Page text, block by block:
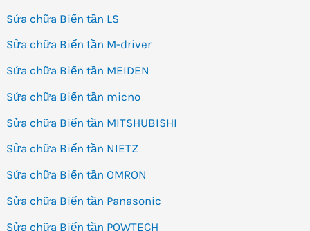
Sửa chữa Biến tần LS
Sửa chữa Biến tần M-driver
Sửa chữa Biến tần MEIDEN
Sửa chữa Biến tần micno
Sửa chữa Biến tần MITSHUBISHI
Sửa chữa Biến tần NIETZ
Sửa chữa Biến tần OMRON
Sửa chữa Biến tần Panasonic
Sửa chữa Biến tần POWTECH